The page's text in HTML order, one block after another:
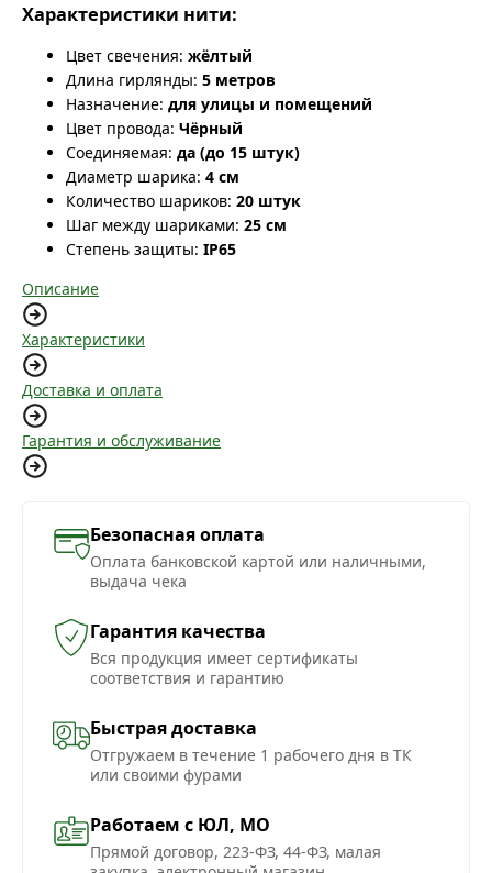
Характеристики нити:
Цвет свечения: жёлтый
Длина гирлянды: 5 метров
Назначение: для улицы и помещений
Цвет провода: Чёрный
Соединяемая: да (до 15 штук)
Диаметр шарика: 4 см
Количество шариков: 20 штук
Шаг между шариками: 25 см
Степень защиты: IP65
Описание
Характеристики
Доставка и оплата
Гарантия и обслуживание
Безопасная оплата
Оплата банковской картой или наличными,
выдача чека
Гарантия качества
Вся продукция имеет сертификаты
соответствия и гарантию
Быстрая доставка
Отгружаем в течение 1 рабочего дня в ТК
или своими фурами
Работаем с ЮЛ, МО
Прямой договор, 223-ФЗ, 44-ФЗ, малая